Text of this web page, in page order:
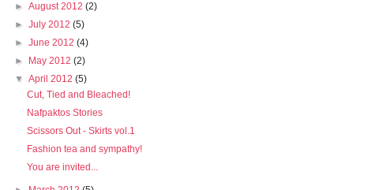
►August 2012(2)
►July 2012(5)
►June 2012(4)
►
May 2012(2)
▼April 2012(5)
Cut, Tied and Bleached!
Nafpaktos Stories
Scissors Out - Skirts vol.1
Fashion tea and sympathy!
You are invited...